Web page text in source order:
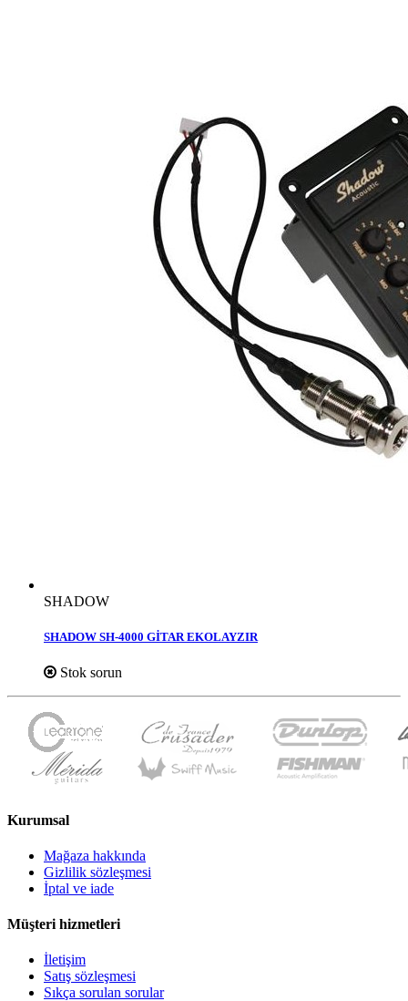
SHADOW
SHADOW SH-4000 GİTAR EKOLAYZIR
Stok sorun
Kurumsal
Mağaza hakkında
Gizlilik sözleşmesi
İptal ve iade
Müşteri hizmetleri
İletişim
Satış sözleşmesi
Sıkça sorulan sorular